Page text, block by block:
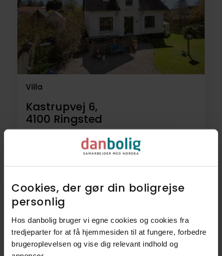
Cookies, der gør din boligrejse
personlig​
Hos danbolig bruger vi egne cookies og cookies fra
tredjeparter for at få hjemmesiden til at fungere, forbedre
brugeroplevelsen og vise dig relevant indhold og
Villa
Kastrupvej 6,
4100 Ringsted
159 m²5 rum
6
Fritidsboliger
5
Villaer
3
Landejendomme